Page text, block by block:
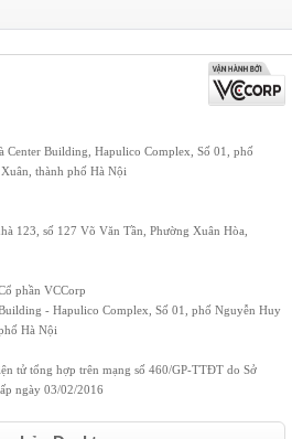
Center Building, Hapulico Complex, Số 01, phố
thành phố Hà Nội
123, số 127 Võ Văn Tần, Phường Xuân Hòa,
phần VCCorp
- Hapulico Complex, Số 01, phố Nguyễn Huy
Hà Nội
tử tổng hợp trên mạng số 460/GP-TTĐT do Sở
ngày 03/02/2016